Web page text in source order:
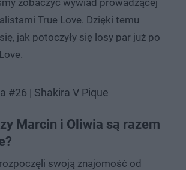
True Love. Dzięki temu
jak potoczyły się losy par już po
#26 | Shakira V Pique
Marcin i Oliwia są razem
rozpoczęli swoją znajomość od